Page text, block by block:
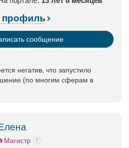
сообщение
негатив, что запустило
(по многим сферам в
Магистр